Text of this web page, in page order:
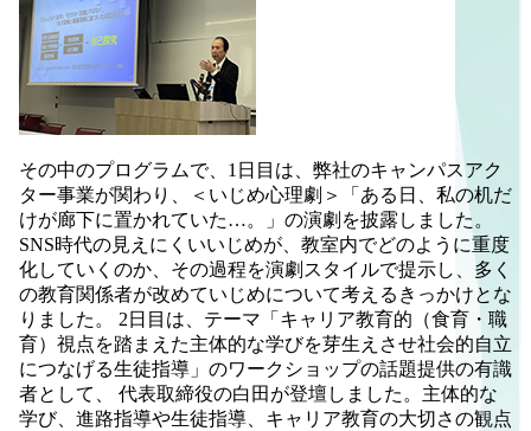
その中のプログラムで、1日目は、弊社のキャンパスアク
ター事業が関わり、＜いじめ心理劇＞「ある日、私の机だ
けが廊下に置かれていた…。」の演劇を披露しました。
SNS時代の見えにくいいじめが、教室内でどのように重度
化していくのか、その過程を演劇スタイルで提示し、多く
の教育関係者が改めていじめについて考えるきっかけとな
りました。 2日目は、テーマ「キャリア教育的（食育・職
育）視点を踏まえた主体的な学びを芽生えさせ社会的自立
につなげる生徒指導」のワークショップの話題提供の有識
者として、 代表取締役の白田が登壇しました。主体的な
学び、進路指導や生徒指導、キャリア教育の大切さの観点